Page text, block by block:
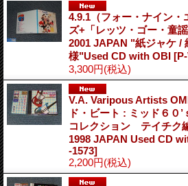
4.9.1（フォー・ナイン・
ズ+「レッツ・ゴー・童
2001 JAPAN "紙ジャケ /
様"Used CD with OBI
3,300円(税込)
V.A. Varipous Artists
ド・ビート : ミッド６０’
コレクション テイチク
1998 JAPAN Used CD
-1573]
2,200円(税込)